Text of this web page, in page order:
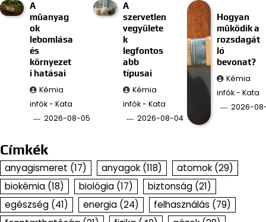
A
műanyag
ok
lebomlása
és
környezet
i hatásai
Kémia
infók - Kata
2026-08-05
A
szervetlen
vegyülete
k
legfontos
abb
típusai
Kémia
infók - Kata
2026-08-04
Hogyan
működik a
rozsdagát
ló
bevonat?
Kémia
infók - Kata
2026-
Címkék
anyagismeret (17) anyagok (118) atomok (29)
biokémia (18) biológia (17) biztonság (21)
egészség (41) energia (24) felhasználás (79)